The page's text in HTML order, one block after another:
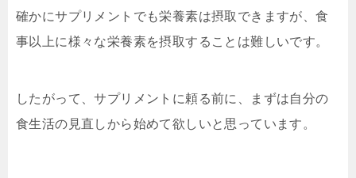
確かにサプリメントでも栄養素は摂取できますが、食
事以上に様々な栄養素を摂取することは難しいです。
したがって、サプリメントに頼る前に、まずは自分の
食生活の見直しから始めて欲しいと思っています。